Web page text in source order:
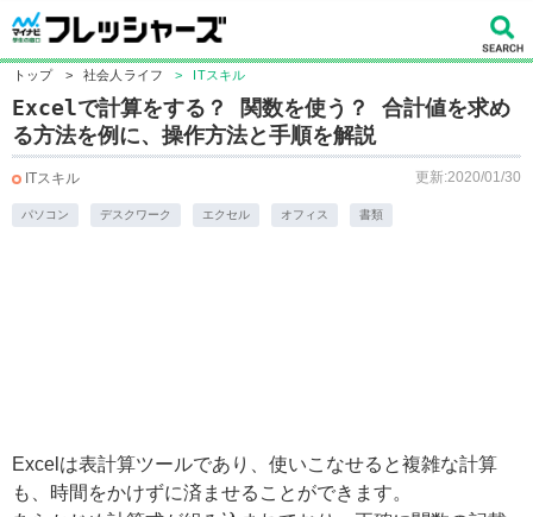
トップ > 社会人ライフ > ITスキル
Excelで計算をする？ 関数を使う？ 合計値を求め
る方法を例に、操作方法と手順を解説
ITスキル 更新:2020/01/30
パソコン デスクワーク エクセル オフィス 書類
Excelは表計算ツールであり、使いこなせると複雑な計算
も、時間をかけずに済ませることができます。